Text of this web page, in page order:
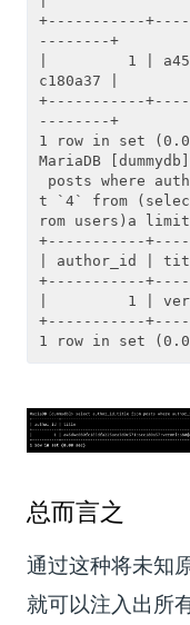
+-----------
--------+
|         1 |
c180a37 |
+-----------
--------+
1 row in set
MariaDB
posts where
t `4` from
rom users)a
+-----------
| author_id |
+-----------
|         1 |
+-----------
总而言之
通过这种将未知
就可以注入出所